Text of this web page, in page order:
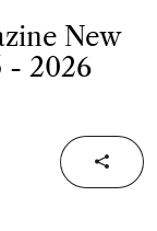
New
- 2026